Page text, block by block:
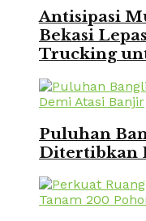
Antisipasi
Bekasi
Trucking
Puluhan
Ditertibkan